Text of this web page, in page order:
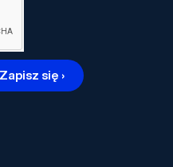
Zapisz się ›